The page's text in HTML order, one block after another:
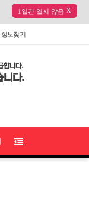
1일간 열지 않음 X
정보찾기